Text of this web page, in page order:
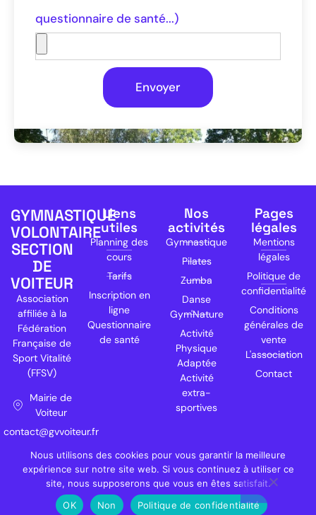
questionnaire de santé...)
Envoyer
GYMNASTIQUE
VOLONTAIRE
SECTION
DE
VOITEUR
Association
affiliée à la
Fédération
Française de
Sport Vitalité
(FFSV)
Mairie de
Voiteur
contact@gvvoiteur.fr
Liens
utiles
Planning des
cours
Tarifs
Inscription en
ligne
Questionnaire
de santé
Nos
activités
Gymnastique
Pilates
Zumba
Danse
Gym'Nature
Activité
Physique
Adaptée
Activité
extra-
sportives
Pages
légales
Mentions
légales
Politique de
confidentialité
Conditions
générales de
vente
L'association
Contact
Copyright © 2025 GVVoiteur.fr
Site réalisé par
Nous utilisons des cookies pour vous garantir la meilleure
expérience sur notre site web. Si vous continuez à utiliser ce
site, nous supposerons que vous en êtes satisfait.
OK
Non Politique de confidentialité